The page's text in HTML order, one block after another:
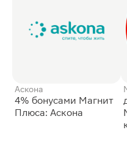
Аскона
4% бонусами Магнит
Плюса: Аскона